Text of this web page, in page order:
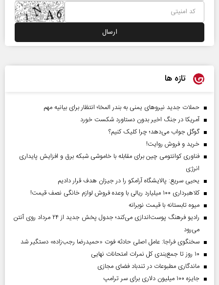
تازه ها
حملات جدید نیروهای یمنی به بندر المخا؛ انتظار برای بیانیه مهم
آمریکا در جنگ اخیر بدون دستاورد شکست خورد
گوگل جواب می‌دهد؛ چرا کلیک کنیم؟
خرید و فروش روایت!
فناوری کوانتومی چین برای مقابله با خاموشی شبکه برق و افزایش پایداری
انرژی
یحیی سریع: پالایشگاه آرامکو را در جیزان هدف قرار دادیم
کلاهبرداری ۱۰۰ میلیارد ریالی با وعده فروش لوازم خانگی نصف قیمت!
میوه تابستانه با قیمت نوبرانه
رادیو فرهنگ پوست‌اندازی می‌کند؛ جدول پخش جدید از ۲۴ مرداد روی آنتن
می‌رود
سخنگوی فراجا: عامل اصلی حادثه فوت «حمیدرضا رجب‌زاده» دستگیر شد
۱۰ روز تا جمع‌بندی کل نمرات امتحانات نهایی
ماندگاری مطبوعات در تندباد فضای مجازی
جایزه ۱۰۰ میلیون دلاری برای سر ترامپ